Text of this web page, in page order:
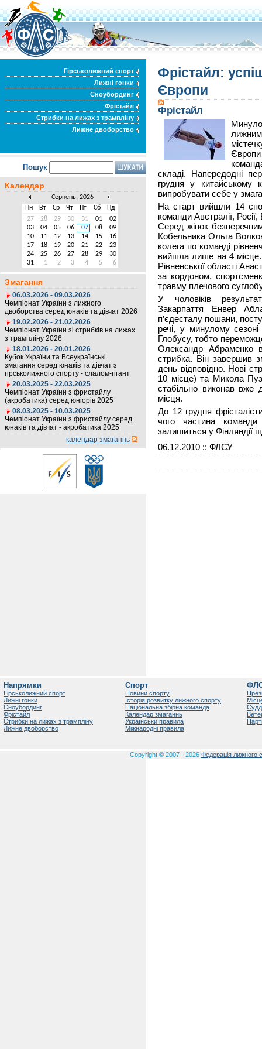
Гірськолижний спорт
Лижні гонки
Сноубординг
Фрістайл
Стрибки на лижах з трампліну
Лижне двоборство
Пошук
Календар
Серпень, 2026
Пн
Вт Ср Чт Пт Сб
Нд
27
28 29 30 31 01
02
03
04 05 06 07 08
09
10
11 12 13 14 15
16
17
18 19 20 21 22
23
24
25 26 27 28 29
30
31
1 2 3 4 5 6
Змагання
06.03.2026 - 09.03.2026
Чемпіонат України з лижного
двоборства серед юнаків та дівчат 2026
19.02.2026 - 21.02.2026
Чемпіонат України зі стрибків на лижах
з трампліну 2026
18.01.2026 - 20.01.2026
Кубок України та Всеукраїнські
змагання серед юнаків та дівчат з
гірськолижного спорту - слалом-гігант
20.03.2025 - 22.03.2025
Чемпіонат України з фристайлу
(акробатика) серед юніорів 2025
08.03.2025 - 10.03.2025
Чемпіонат України з фристайлу серед
юнаків та дівчат - акробатика 2025
календар змаганнь
Фрістайл:
Європи
Фрістайл
Європи
складі. Напередодні
грудня у китайському
випробувати себе у
На старт вийшли 14
команди Австралії,
Серед жінок
Кобельника Ольга
колега по команді
вийшла лише на 4
Рівненської області
за кордоном,
травму плечового
У чоловіків
Закарпаття Енвер
п’єдесталу пошани,
речі, у минулому
Глобусу, тобто
Олександр Абраменко
стрибка. Він завершив
день відповідно. Нові
10 місце) та Микола
стабільно виконав вже
місця.
До 12 грудня
чого частина
залишиться у Фінляндії
06.12.2010 :: ФЛСУ
Напрямки
Гірськолижний спорт
Лижні гонки
Сноубординг
Фрістайл
Стрибки на лижах з трампліну
Лижне двоборство
Спорт
Новини спорту
Історія розвитку лижного спорту
Національна збірна команда
Календар змаганнь
Українськи правила
Міжнародні правила
Copyright © 2007 - 2026 Федерація лижного